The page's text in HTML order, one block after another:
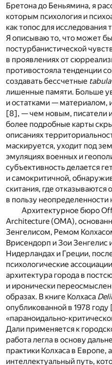
Бретона до Беньямина, я
которым психология и
как топос для исследования
Я описываю то, что может
постурбанистической
в проявлениях от
противостояла тенденции
создавать бессчетные
лишенные памяти. Больше
и остатками — материалом,
[8], — чем новым, писатели
более подробные карты
описаниях
маскируется, уходит под
эмуляциях военных и
субъективность делается
и самокритичной,
скитания, где отказываются
в пользу
Архитектурное бюро
Architecture (OMA),
Зенгелисом, Ремом
Врисендорп и Зои
Нидерландах и Греции,
психологические
архитектура города в
и иронически
образах. В книге Колхаса
опубликованной в 1978 году
«параноидально-
Дали применяется к
работа легла в основу
практики Колхаса в Европе,
интеллектуальный путь,